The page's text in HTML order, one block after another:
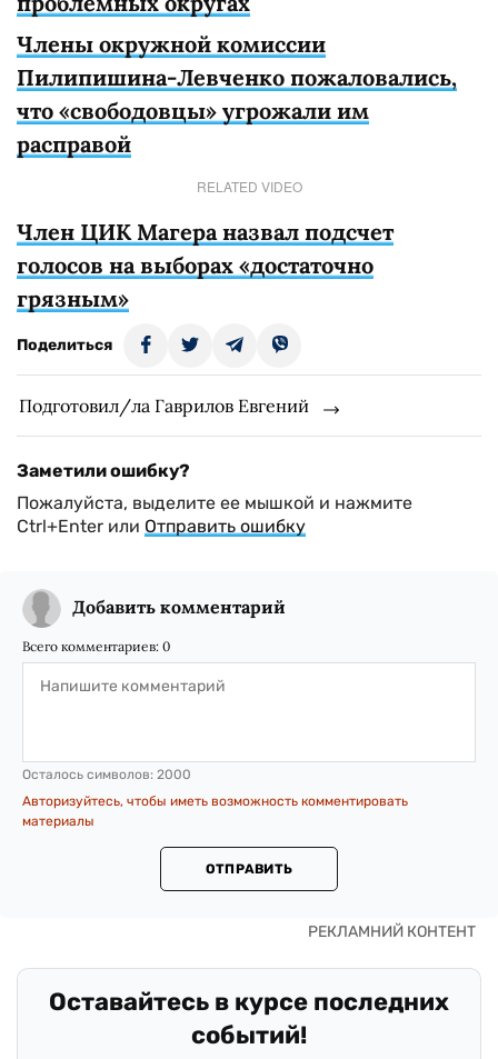
Члены окружной комиссии
Пилипишина-Левченко пожаловались,
что «свободовцы» угрожали им
расправой
RELATED VIDEO
Член ЦИК Магера назвал подсчет
голосов на выборах «достаточно
грязным»
Поделиться
Подготовил/ла Гаврилов Евгений
Заметили ошибку?
Пожалуйста, выделите ее мышкой и нажмите
Ctrl+Enter или Отправить ошибку
Добавить комментарий
Всего комментариев: 0
Осталось символов: 2000
Авторизуйтесь, чтобы иметь возможность комментировать
материалы
ОТПРАВИТЬ
Оставайтесь в курсе последних
событий!